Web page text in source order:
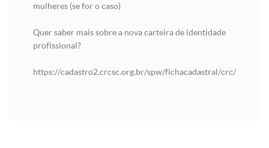
mulheres (se for o caso)
Quer saber mais sobre a nova carteira de identidade
profissional?
https://cadastro2.crcsc.org.br/spw/fichacadastral/crc/